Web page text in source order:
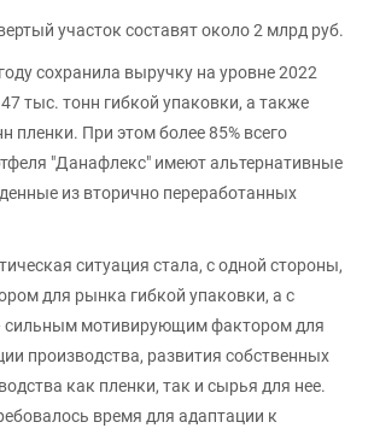
участок составят около 2 млрд руб.
сохранила выручку на уровне 2022
тыс. тонн гибкой упаковки, а также
пленки. При этом более 85% всего
"Данафлекс" имеют альтернативные
из вторично переработанных
ситуация стала, с одной стороны,
для рынка гибкой упаковки, а с
сильным мотивирующим фактором для
производства, развития собственных
как пленки, так и сырья для нее.
время для адаптации к